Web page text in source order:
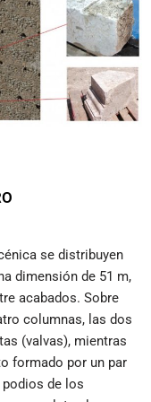
se distribuyen
dimensión de 51 m,
acabados. Sobre
columnas, las dos
(valvas), mientras
formado por un par
de los